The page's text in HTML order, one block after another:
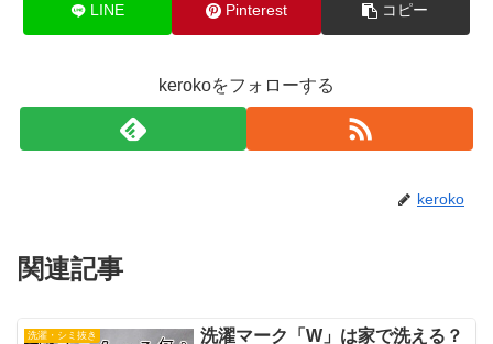
LINE Pinterest コピー
kerokoをフォローする
keroko
関連記事
洗濯・シミ抜き 洗濯マーク「W」は家で洗える？